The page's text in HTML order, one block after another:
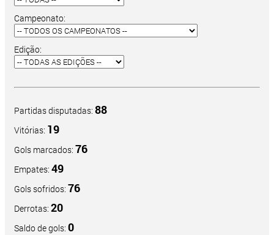
Campeonato:
Edição:
Partidas disputadas: 88
Vitórias: 19
Gols marcados: 76
Empates: 49
Gols sofridos: 76
Derrotas: 20
Saldo de gols: 0